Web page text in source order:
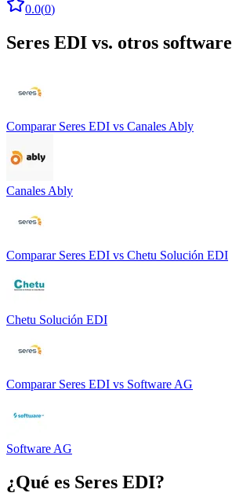
0.0(0)
Seres EDI vs. otros software
Comparar Seres EDI vs Canales Ably
Canales Ably
Comparar Seres EDI vs Chetu Solución EDI
Chetu Solución EDI
Comparar Seres EDI vs Software AG
Software AG
¿Qué es Seres EDI?